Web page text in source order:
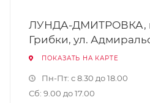
ЛУНДА-ДМИТРОВКА,
Грибки, ул.
ПОКАЗАТЬ НА КАРТЕ
Пн-Пт: с 8.30 до 18.00
Сб: 9.00 до 17.00